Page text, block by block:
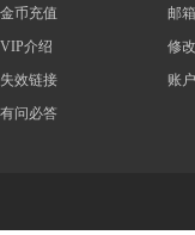
金币充值
VIP介绍
失效链接
有问必答
邮
修
账